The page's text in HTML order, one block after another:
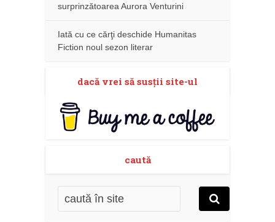
surprinzătoarea Aurora Venturini
Iată cu ce cărţi deschide Humanitas
Fiction noul sezon literar
dacă vrei să susţii site-ul
caută